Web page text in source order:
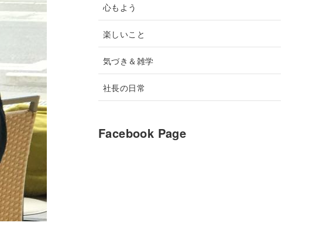
心もよう
楽しいこと
気づき＆雑学
社長の日常
Facebook Page